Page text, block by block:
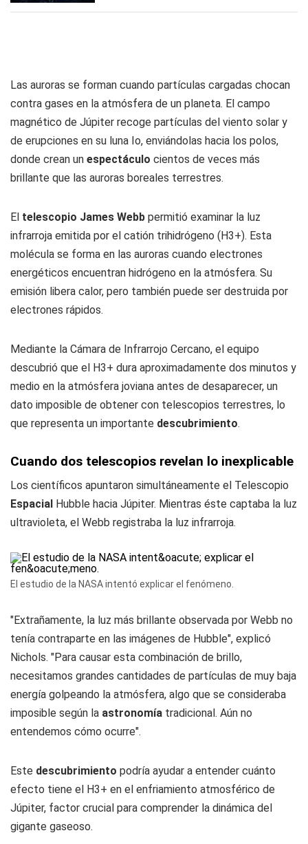
Las auroras se forman cuando partículas cargadas chocan
contra gases en la atmósfera de un planeta. El campo
magnético de Júpiter recoge partículas del viento solar y
de erupciones en su luna Io, enviándolas hacia los polos,
donde crean un espectáculo cientos de veces más
brillante que las auroras boreales terrestres.
El telescopio James Webb permitió examinar la luz
infrarroja emitida por el catión trihidrógeno (H3+). Esta
molécula se forma en las auroras cuando electrones
energéticos encuentran hidrógeno en la atmósfera. Su
emisión libera calor, pero también puede ser destruida por
electrones rápidos.
Mediante la Cámara de Infrarrojo Cercano, el equipo
descubrió que el H3+ dura aproximadamente dos minutos y
medio en la atmósfera joviana antes de desaparecer, un
dato imposible de obtener con telescopios terrestres, lo
que representa un importante descubrimiento.
Cuando dos telescopios revelan lo inexplicable
Los científicos apuntaron simultáneamente el Telescopio
Espacial Hubble hacia Júpiter. Mientras éste captaba la luz
ultravioleta, el Webb registraba la luz infrarroja.
El estudio de la NASA intentó explicar el fenómeno.
"Extrañamente, la luz más brillante observada por Webb no
tenía contraparte en las imágenes de Hubble", explicó
Nichols. "Para causar esta combinación de brillo,
necesitamos grandes cantidades de partículas de muy baja
energía golpeando la atmósfera, algo que se consideraba
imposible según la astronomía tradicional. Aún no
entendemos cómo ocurre".
Este descubrimiento podría ayudar a entender cuánto
efecto tiene el H3+ en el enfriamiento atmosférico de
Júpiter, factor crucial para comprender la dinámica del
gigante gaseoso.